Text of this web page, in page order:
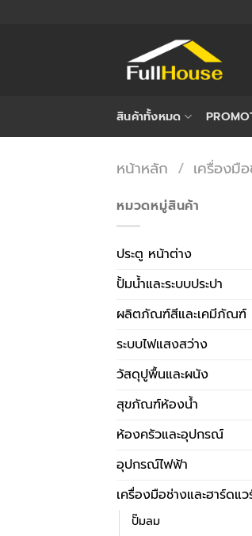
สินค้าทั้งหมด
หน้าหลัก / เครื่องมื
หมวดหมู่สินค้า
ประตู หน้าต่าง
ปั้มน้ำและระบบประปา
ผลิตภัณฑ์สีและเคมีภัณฑ์
ระบบไฟแสงสว่าง
วัสดุปูพื้นและผนัง
สุขภัณฑ์ห้องน้ำ
ห้องครัวและอุปกรณ์
อุปกรณ์ไฟฟ้า
เครื่องมือช่างและฮาร์ดแว
ปั๊มลม